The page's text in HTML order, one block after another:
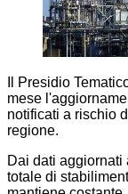
Il Presidio
mese
notificati a rischio
regione.
Dai dati aggiornati
totale di